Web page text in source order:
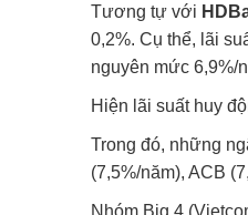
Tương tự với
0,2%. Cụ thể, lãi
nguyên mức 6,9%/
Hiện lãi suất huy
Trong đó, những
(7,5%/năm), ACB
Nhóm Big 4